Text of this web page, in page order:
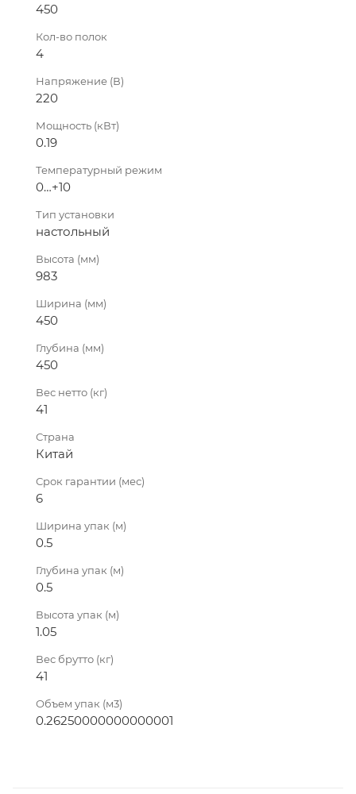
450
Кол-во полок
4
Напряжение (В)
220
Мощность (кВт)
0.19
Температурный режим
0…+10
Тип установки
настольный
Высота (мм)
983
Ширина (мм)
450
Глубина (мм)
450
Вес нетто (кг)
41
Страна
Китай
Срок гарантии (мес)
6
Ширина упак (м)
0.5
Глубина упак (м)
0.5
Высота упак (м)
1.05
Вес брутто (кг)
41
Объем упак (м3)
0.26250000000000001